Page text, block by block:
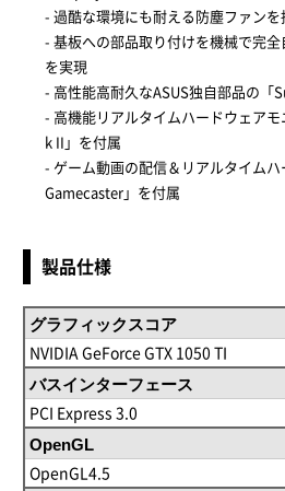
- 過酷な環境にも耐える防塵ファンを
- 基板への部品取り付けを機械で完
を実現
- 高性能高耐久なASUS独自部品の「
- 高機能リアルタイムハードウェアモ
k II」を付属
- ゲーム動画の配信＆リアルタイム
Gamecaster」を付属
製品仕様
グラフィックスコア
NVIDIA GeForce GTX 1050 TI
バスインターフェース
PCI Express 3.0
OpenGL
OpenGL4.5